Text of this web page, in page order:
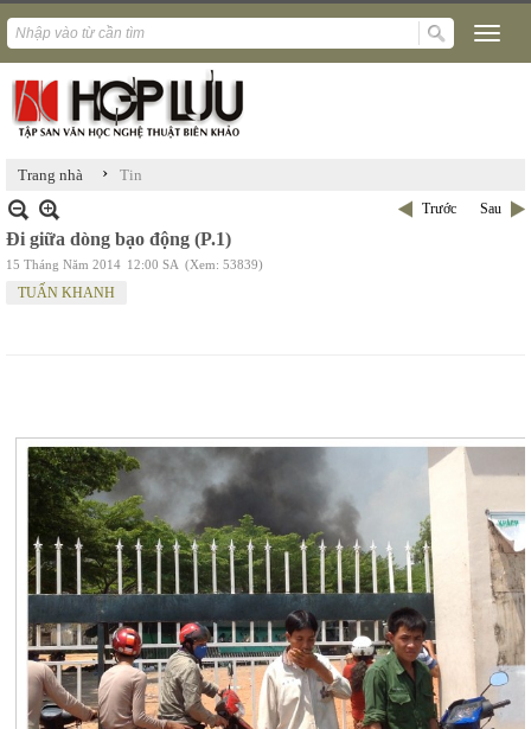
Trang nhà › Tin
Trước Sau
Đi giữa dòng bạo động (P.1)
15 Tháng Năm 2014 12:00 SA (Xem: 53839)
TUẤN KHANH